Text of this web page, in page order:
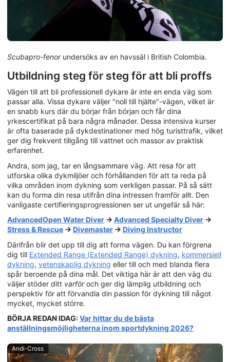
Scubapro-fenorundersöks av en havssäl i British Colombia.
Utbildning steg för steg för att bli proffs
Vägen till att bli professionell dykare är inte en enda väg som
passar alla. Vissa dykare väljer "noll till hjälte"-vägen, vilket är
en snabb kurs där du börjar från början och får dina
yrkescertifikat på bara några månader. Dessa intensiva kurser
är ofta baserade på dykdestinationer med hög turisttrafik, vilket
ger dig frekvent tillgång till vattnet och massor av praktisk
erfarenhet.
Andra, som jag, tar en långsammare väg. Att resa för att
utforska olika dykmiljöer och förhållanden för att ta reda på
vilka områden inom dykning som verkligen passar. På så sätt
kan du forma din resa utifrån dina intressen framför allt. Den
vanligaste certifieringsprogressionen ser ut ungefär så här:
AdvancedOpen Water Diver → Advanced Specialty Diver →
Stress & Rescue → Divemaster → Diving Instructor
Därifrån blir det upp till dig att forma vägen. Du kan förgrena
dig till Extended Range (Extended Range) dykning, kommersiell
dykning, vetenskaplig dykning eller till och med blanda flera
spår beroende på dina mål. Det viktiga här är att den väg du
väljer stöder ditt varföroch ger dig lämplig utbildning och
perspektiv för att förvandla din passion för dykning till något
mycket, mycket större.
BÖRJA REDAN IDAG:Var hittar du de bästa
anställningsmöjligheterna inom sportdykning 2026?
Andi-Cross